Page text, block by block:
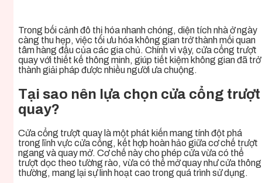
Trong bối cảnh đô thị hóa nhanh chóng, diện tích nhà ở ngày
càng thu hẹp, việc tối ưu hóa không gian trở thành mối quan
tâm hàng đầu của các gia chủ. Chính vì vậy, cửa cổng trượt
quay với thiết kế thông minh, giúp tiết kiệm không gian đã trở
thành giải pháp được nhiều người ưa chuộng.
Tại sao nên lựa chọn cửa cổng trượt
quay?
Cửa cổng trượt quay là một phát kiến mang tính đột phá
trong lĩnh vực cửa cổng, kết hợp hoàn hảo giữa cơ chế trượt
ngang và quay mở. Cơ chế này cho phép cửa vừa có thể
trượt dọc theo tường rào, vừa có thể mở quay như cửa thông
thường, mang lại sự linh hoạt cao trong quá trình sử dụng.